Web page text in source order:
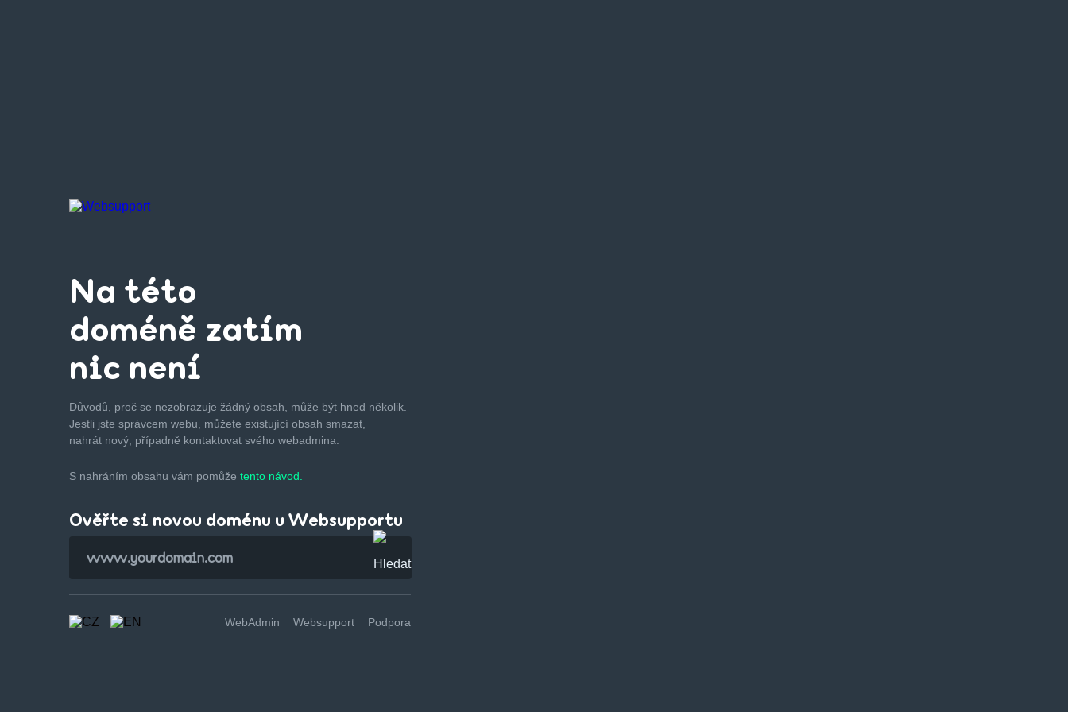
Na této
doméně zatím
nic není
Důvodů, proč se nezobrazuje žádný obsah, může být hned několik.
Jestli jste správcem webu, můžete existující obsah smazat,
nahrát nový, případně kontaktovat svého webadmina.
S nahráním obsahu vám pomůže tento návod.
Ověřte si novou doménu u Websupportu
WebAdmin Websupport Podpora